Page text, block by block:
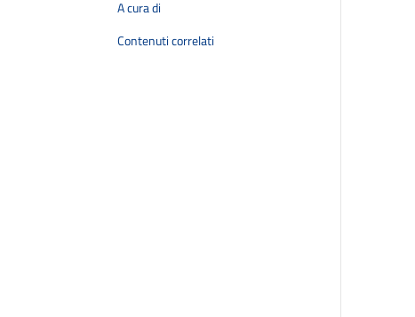
A cura di
Contenuti correlati